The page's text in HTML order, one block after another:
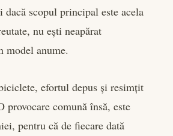
dacă scopul principal este acela
nu ești neapărat
model anume.
efortul depus și resimțit
provocare comună însă, este
pentru că de fiecare dată